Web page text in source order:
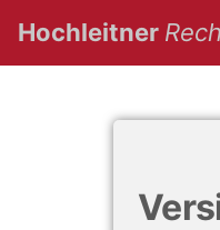
Hochleitner